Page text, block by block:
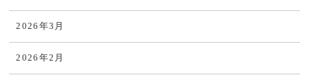
2026年3月
2026年2月